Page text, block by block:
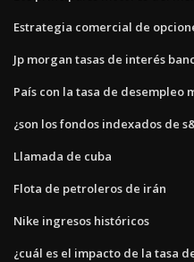
Estrategia comercial de
Jp morgan tasas de interés
País con la tasa de desempleo
¿son los fondos indexados de
Llamada de cuba
Flota de petroleros de irán
Nike ingresos históricos
¿cuál es el impacto de la tasa